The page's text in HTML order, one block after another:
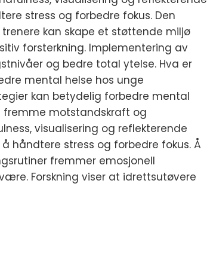
stress og forbedre fokus. Den
kan skape et støttende miljø
forsterkning. Implementering av
og bedre total ytelse. Hva er
mental helse hos unge
kan betydelig forbedre mental
fremme motstandskraft og
visualisering og reflekterende
håndtere stress og forbedre fokus. Å
fremmer emosjonell
Forskning viser at idrettsutøvere